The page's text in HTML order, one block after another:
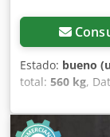
Estado: bueno
total: 560 kg,
• Modelo: ETIC
manométrica: H
Conexiones